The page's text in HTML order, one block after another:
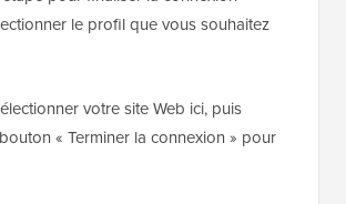
le profil que vous souhaitez
votre site Web ici, puis
« Terminer la connexion » pour